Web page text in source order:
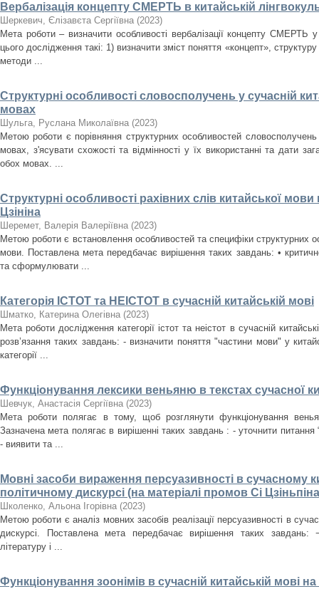
Вербалізація концепту СМЕРТЬ в китайській
Шеркевич, Єлізавєта Сергіївна (2023)
Мета роботи – визначити особливості вербалізації концепту СМЕРТЬ у
цього дослідження такі: 1) визначити зміст поняття «концепт», структуру
методи ...
Структурні особливості словосполучень у сучасній
мовах
Шульга, Руслана Миколаївна (2023)
Метою роботи є порівняння структурних особливостей словосполучень
мовах, з'ясувати схожості та відмінності у їх використанні та дати
обох мовах. ...
Структурні особливості рахівних слів китайської
Цзініна
Шеремет, Валерія Валеріївна (2023)
Метою роботи є встановлення особливостей та специфіки структурних
мови. Поставлена мета передбачає вирішення таких завдань: •
та сформулювати ...
Категорія ІСТОТ та НЕІСТОТ в сучасній китайській мові
Шматко, Катерина Олегівна (2023)
Мета роботи дослідження категорії істот та неістот в сучасній
розв’язання таких завдань: - визначити поняття "частини мови" у
категорії ...
Функціонування лексики веньяню в текстах сучасної
Шевчук, Анастасія Сергіївна (2023)
Мета роботи полягає в тому, щоб розглянути функціонування
Зазначена мета полягає в вирішенні таких завдань : - уточнити питання
- виявити та ...
Мовні засоби вираження персуазивності в сучасному
політичному дискурсі (на матеріалі промов Сі
Школенко, Альона Ігорівна (2023)
Метою роботи є аналіз мовних засобів реалізації персуазивності в
дискурсі. Поставлена мета передбачає вирішення таких завдань:
літературу і ...
Функціонування зоонімів в сучасній китайській мові